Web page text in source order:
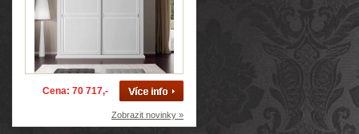
Cena: 70 717,-
Zobrazit novinky »